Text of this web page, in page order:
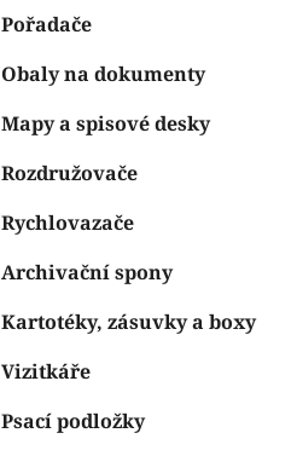
Pořadače
Obaly na dokumenty
Mapy a spisové desky
Rozdružovače
Rychlovazače
Archivační spony
Kartotéky, zásuvky a boxy
Vizitkáře
Psací podložky